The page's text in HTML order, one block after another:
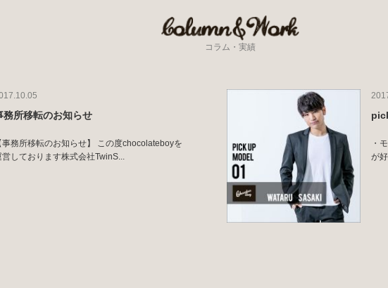
コラム・実績
務所移転のお知らせ
事務所移転のお知らせ】 この度chocolateboyを
営しております株式会社TwinS...
・
が